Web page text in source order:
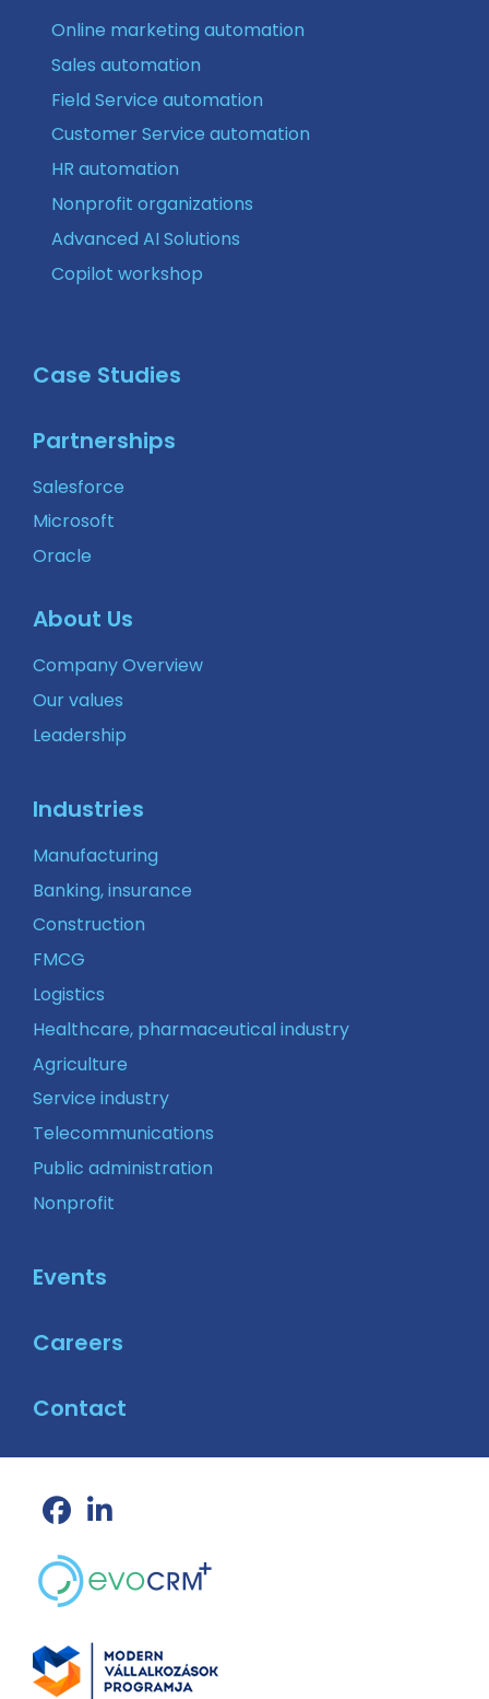
Online marketing automation
Sales automation
Field Service automation
Customer Service automation
HR automation
Nonprofit organizations
Advanced AI Solutions
Copilot workshop
Case Studies
Partnerships
Salesforce
Microsoft
Oracle
About Us
Company Overview
Our values
Leadership
Industries
Manufacturing
Banking, insurance
Construction
FMCG
Logistics
Healthcare, pharmaceutical industry
Agriculture
Service industry
Telecommunications
Public administration
Nonprofit
Events
Careers
Contact